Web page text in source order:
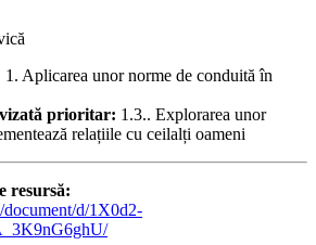
1. Aplicarea unor norme de conduită în
prioritar: 1.3.. Explorarea unor
relațiile cu ceilalți oameni
resursă:
document/d/1X0d2-